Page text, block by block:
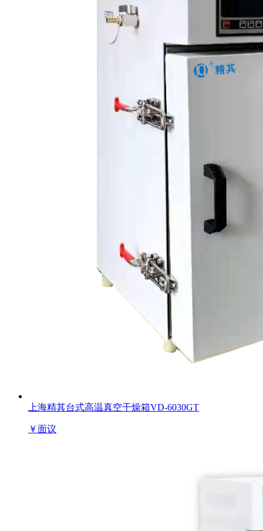
上海精其台式高温真空干燥箱VD-6030GT
￥面议